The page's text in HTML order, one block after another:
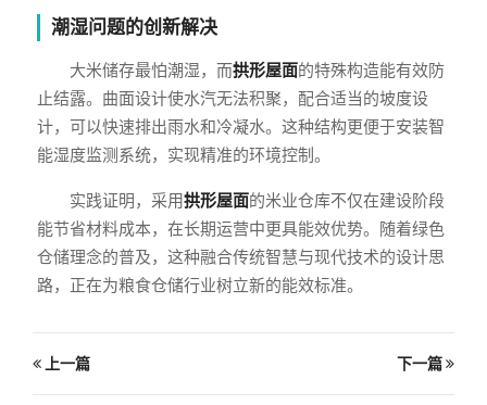
潮湿问题的创新解决
大米储存最怕潮湿，而拱形屋面的特殊构造能有效防
止结露。曲面设计使水汽无法积聚，配合适当的坡度设
计，可以快速排出雨水和冷凝水。这种结构更便于安装智
能湿度监测系统，实现精准的环境控制。
实践证明，采用拱形屋面的米业仓库不仅在建设阶段
能节省材料成本，在长期运营中更具能效优势。随着绿色
仓储理念的普及，这种融合传统智慧与现代技术的设计思
路，正在为粮食仓储行业树立新的能效标准。
上一篇 下一篇